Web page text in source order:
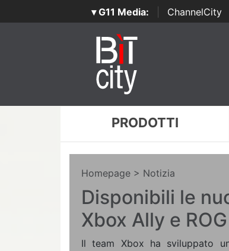
▾ G11 Media: ChannelCity
PRODOTTI
Homepage > Notizia
Disponibili le
Xbox Ally e
Il team Xbox ha sviluppato